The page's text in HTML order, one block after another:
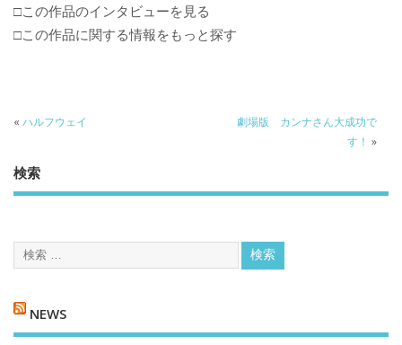
□この作品のインタビューを見る
□この作品に関する情報をもっと探す
« ハルフウェイ
劇場版 カンナさん大成功で
す！ »
検索
NEWS